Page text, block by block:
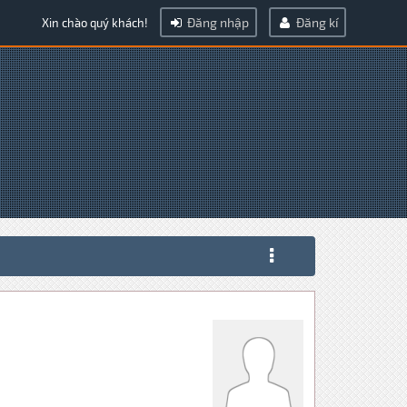
Xin chào quý khách! Đăng nhập Đăng kí